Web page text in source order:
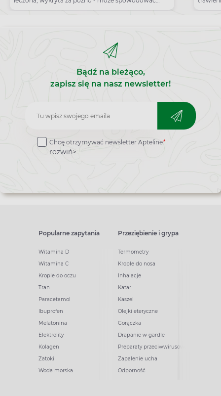
utratę wzroku.
Bądź na bieżąco,
zapisz się na nasz newsletter!
Zapisz
do
newslettera
Chcę otrzymywać newsletter Apteline*
rozwiń>
Popularne zapytania
Witamina D
Witamina C
Krople do oczu
Tran
Paracetamol
Ibuprofen
Melatonina
Elektrolity
Kolagen
Zatoki
Woda morska
Przeziębienie i grypa
Termometry
Krople do nosa
Inhalacje
Katar
Kaszel
Olejki eteryczne
Gorączka
Drapanie w gardle
Preparaty przeciwwirusowe
Zapalenie ucha
Odporność